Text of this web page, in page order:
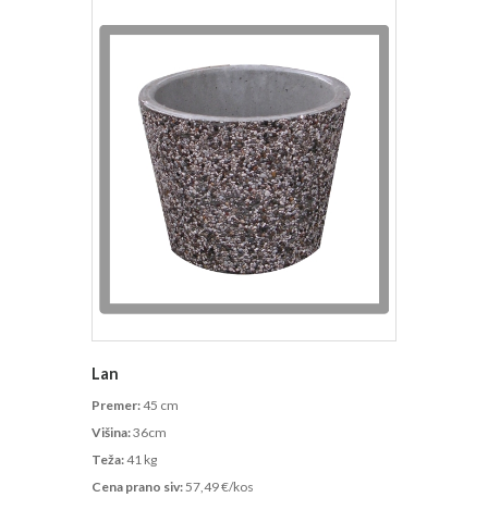
Lan
Premer:45 cm
Višina:36cm
Teža:41 kg
Cena prano siv: 57,49 €/kos